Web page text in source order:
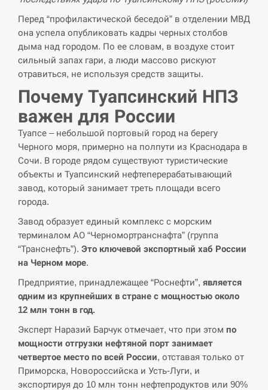
Перед “профилактической беседой” в отделении МВД
она успела опубликовать кадры черных столбов
дыма над городом. По ее словам, в воздухе стоит
сильный запах гари, а люди массово рискуют
отравиться, не используя средств защиты.
Почему Туапсинский НПЗ
важен для России
Туапсе – небольшой портовый город на берегу
Черного моря, примерно на полпути из Краснодара в
Сочи. В городе рядом существуют туристические
объекты и Туапсинский нефтеперерабатывающий
завод, который занимает треть площади всего
города.
Завод образует единый комплекс с морским
терминалом АО “Черномортранснафта” (группа
“Транснефть”). Это ключевой экспортный хаб России
на Черном море.
Предприятие, принадлежащее “Роснефти”, является
одним из крупнейших в стране с мощностью около
12 млн тонн в год.
Эксперт Наразий Барчук отмечает, что при этом по
мощности отгрузки нефтяной порт занимает
четвертое место по всей России, отставая только от
Приморска, Новороссийска и Усть-Луги, и
экспортируя до 10 млн тонн нефтепродуктов или 90%